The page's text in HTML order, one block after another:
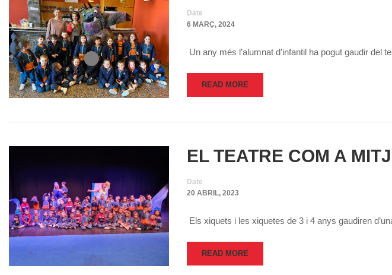
Date
6 MARÇ, 2024
Un any més l’alumnat d’infantil ha pogut gaudir
READ MORE
EL TEATRE COM A
Date
20 ABRIL, 2023
Els xiquets i les xiquetes de 3 i 4 anys gaudiren
READ MORE